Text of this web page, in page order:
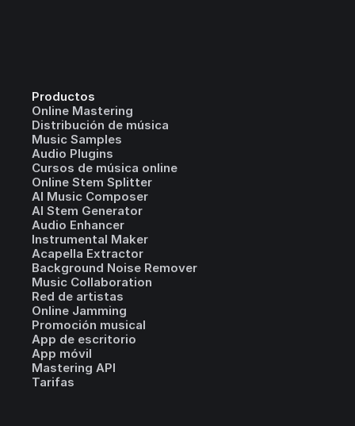
Productos
Online Mastering
Distribución de música
Music Samples
Audio Plugins
Cursos de música online
Online Stem Splitter
AI Music Composer
AI Stem Generator
Audio Enhancer
Instrumental Maker
Acapella Extractor
Background Noise Remover
Music Collaboration
Red de artistas
Online Jamming
Promoción musical
App de escritorio
App móvil
Mastering API
Tarifas